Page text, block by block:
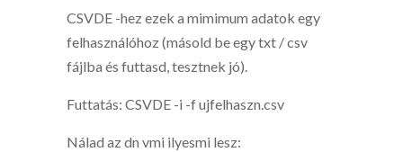
CSVDE -hez ezek a mimimum adatok egy
felhasználóhoz (másold be egy txt / csv
fájlba és futtasd, tesztnek jó).
Futtatás: CSVDE -i -f ujfelhaszn.csv
Nálad az dn vmi ilyesmi lesz: